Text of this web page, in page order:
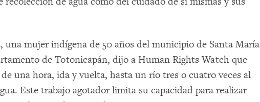
una mujer indígena de 50 años del municipio de Santa María
de Totonicapán, dijo a Human Rights Watch que
una hora, ida y vuelta, hasta un río tres o cuatro veces al
Este trabajo agotador limita su capacidad para realizar